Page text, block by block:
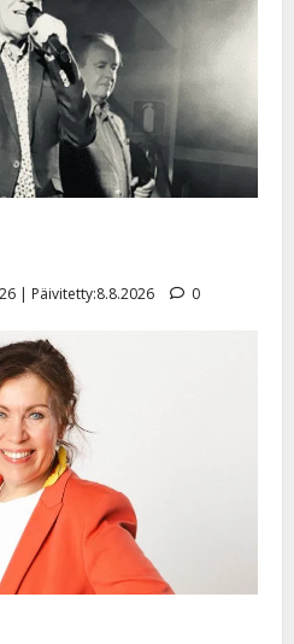
| Päivitetty:8.8.2026 0